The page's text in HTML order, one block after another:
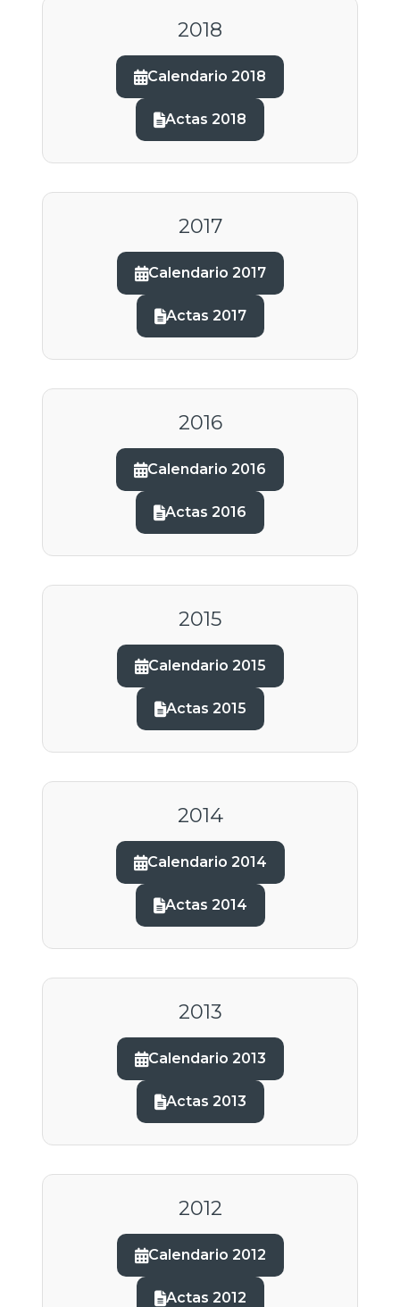
2018
Calendario 2018
Actas 2018
2017
Calendario 2017
Actas 2017
2016
Calendario 2016
Actas 2016
2015
Calendario 2015
Actas 2015
2014
Calendario 2014
Actas 2014
2013
Calendario 2013
Actas 2013
2012
Calendario 2012
Actas 2012